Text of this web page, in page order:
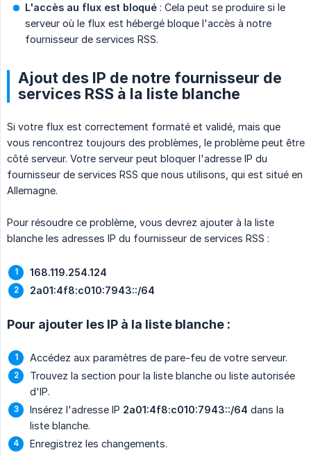
L'accès au flux est bloqué : Cela peut se produire si le
serveur où le flux est hébergé bloque l'accès à notre
fournisseur de services RSS.
Ajout des IP de notre fournisseur de
services RSS à la liste blanche
Si votre flux est correctement formaté et validé, mais que
vous rencontrez toujours des problèmes, le problème peut être
côté serveur. Votre serveur peut bloquer l'adresse IP du
fournisseur de services RSS que nous utilisons, qui est situé en
Allemagne.
Pour résoudre ce problème, vous devrez ajouter à la liste
blanche les adresses IP du fournisseur de services RSS :
168.119.254.124
2a01:4f8:c010:7943::/64
Pour ajouter les IP à la liste blanche :
Accédez aux paramètres de pare-feu de votre serveur.
Trouvez la section pour la liste blanche ou liste autorisée
d'IP.
Insérez l'adresse IP 2a01:4f8:c010:7943::/64 dans la
liste blanche.
Enregistrez les changements.